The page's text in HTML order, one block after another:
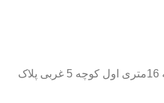
تهران جنت آباد جنوبی بلوار لاله 16متری اول کوچه 5 غربی پلاک